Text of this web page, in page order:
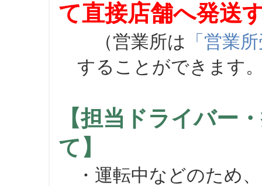
て直接店舗へ発送
（営業所は 「営業
することができます
【担当ドライバー
て】
・運転中などのため